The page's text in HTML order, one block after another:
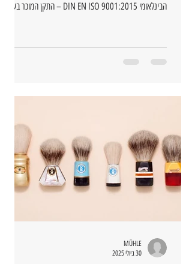
הבינלאומי DIN EN ISO 9001:2015 – התקן המוכר בעולם
MÜHLE
30 ביולי 2025